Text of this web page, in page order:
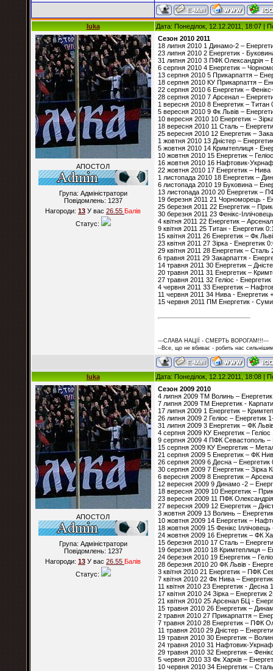
luka Дата: Понеділок, 12.12.2011, 18:07 |
АПОСТОЛ
Група: Адміністратори
Повідомлень: 1237
Нагороди: 13 У вас 26.55 Балiв
Статус:
Сезон 2010 2011
18 липня 2010 1 Динамо-2 –
23 липня 2010 2 Енергетик -
31 липня 2010 3 ПФК Олександрія –
6 серпня 2010 4 Енергетик –
13 серпня 2010 5 Прикарпаття –
18 серпня 2010 КУ Прикарпаття –
22 серпня 2010 6 Енергетик –
28 серпня 2010 7 Арсенал –
1 вересня 2010 8 Енергетик – Титан
5 вересня 2010 9 Фк Львів –
10 вересня 2010 10 Енергетик –
18 вересня 2010 11 Сталь –
25 вересня 2010 12 Енергетик –
1 жовтня 2010 13 Дністер –
5 жовтня 2010 14 Кримтеплиця -
10 жовтня 2010 15 Енергетик –
16 жовтня 2010 16 Нафтовик-
22 жовтня 2010 17 Енергетик – Нива
1 листопада 2010 18 Енергетик –
6 листопада 2010 19 Буковина –
13 листопада 2010 20 Енергетик –
19 березня 2011 21 Чорноморець -
25 березня 2011 22 Енергетик –
30 березня 2011 23 Фенікс-
4 квітня 2011 22 Енергетик –
9 квітня 2011 25 Титан - Енергетик
15 квітня 2011 26 Енергетик – Фк
23 квітня 2011 27 Зірка - Енергетик
29 квітня 2011 28 Енергетик – Сталь
6 травня 2011 29 Закарпаття -
14 травня 2011 30 Енергетик –
20 травня 2011 31 Енергетик –
27 травня 2011 32 Геліос - Енергетик
4 червня 2011 33 Енергетик –
11 червня 2011 34 Нива - Енергетик
15 червня 2011 ПМ Енергетик -
---СЛАВА НАЦІЇ - СМЕРТЬ ВОРОГАМ!!!---
--Все, що не вбиває - робить нас
luka Дата: Понеділок, 12.12.2011, 18:08 |
АПОСТОЛ
Група: Адміністратори
Повідомлень: 1237
Нагороди: 13 У вас 26.55 Балiв
Статус:
Сезон 2009 2010
4 липня 2009 ТМ Волинь –
7 липня 2009 ТМ Енергетик -
17 липня 2009 1 Енергетик –
26 липня 2009 2 Геліос – Енергетик
31 липня 2009 3 Енергетик – ФК
4 серпня 2009 КУ Енергетик –
9 серпня 2009 4 ПФК Севастополь –
15 серпня 2009 КУ Енергетик –
21 серпня 2009 5 Енергетик – ФК
26 серпня 2009 6 Десна – Енергетик
30 серпня 2009 7 Енергетик – Зірка
6 вересня 2009 8 Енергетик –
12 вересня 2009 9 Динамо -2 –
18 вересня 2009 10 Енергетик –
23 вересня 2009 11 ПФК
27 вересня 2009 12 Енергетик –
3 жовтня 2009 13 Волинь –
10 жовтня 2009 14 Енергетик –
18 жовтня 2009 15 Фенікс
24 жовтня 2009 16 Енергетик – ФК
15 березня 2010 17 Сталь –
19 березня 2010 18 Кримтеплиця –
24 березня 2010 19 Енергетик –
28 березня 2010 20 ФК Львів -
3 квітня 2010 21 Енергетик – ПФК
7 квітня 2010 22 Фк Нива –
11 квітня 2010 23 Енергетик - Десна
17 квітня 2010 24 Зірка – Енергетик
21 квітня 2010 25 Арсенал БЦ -
15 травня 2010 26 Енергетик –
2 травня 2010 27 Прикарпаття –
7 травня 2010 28 Енергетик – ПФК
11 травня 2010 29 Дністер –
19 травня 2010 30 Енергетик –
24 травня 2010 31 Нафтовик-
29 травня 2010 32 Енергетик –
5 червня 2010 33 Фк Харків –
10 червня 2010 34 Енергетик –